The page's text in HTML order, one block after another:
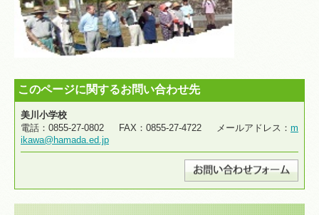
このページに関するお問い合わせ先
美川小学校
電話：0855-27-0802 FAX：0855-27-4722 メールアドレス： m
ikawa@hamada.ed.jp